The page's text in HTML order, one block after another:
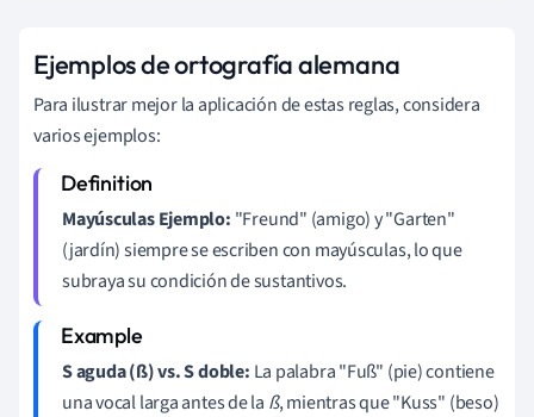
Ejemplos de ortografía alemana
Para ilustrar mejor la aplicación de estas reglas, considera
varios ejemplos:
Mayúsculas Ejemplo: "Freund" (amigo) y "Garten"
(jardín) siempre se escriben con mayúsculas, lo que
subraya su condición de sustantivos.
S aguda (ß) vs. S doble: La palabra "Fuß" (pie) contiene
una vocal larga antes de la ß, mientras que "Kuss" (beso)